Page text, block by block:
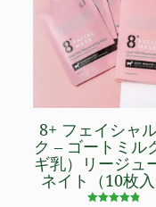
8+ フェイシャ
ク – ゴートミル
ギ乳）リージュ
ネイト（10枚入